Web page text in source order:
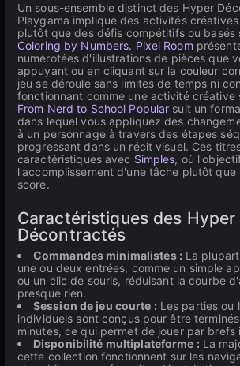
Un sous-ensemble distinct des Hyper
Playgama implique des activités
plutôt que des défis compétitifs ou basés
Coloring by Numbers. Pixel Room
numérotées d'illustrations de pièces que
appuyant ou en cliquant sur la couleur
jeu se déroule sans limites de temps ni
fonctionnant comme une activité créative
From Nerd to School Popular suit un
dans lequel vous appliquez des
à un personnage à travers des étapes
progressant dans un récit visuel. Ces
caractéristiques avec Simples, où
l'accomplissement d'une tâche plutôt que
score.
Caractéristiques des Hyper
Décontractés
Commandes minimalistes : La
une ou deux entrées, comme un simple
ou un clic de souris, réduisant la courbe
presque rien.
Session de jeu courte : Les parties ou
individuels sont conçus pour être
minutes, ce qui permet de jouer par brefs
Disponibilité multiplateforme : La
cette collection fonctionnent sur les